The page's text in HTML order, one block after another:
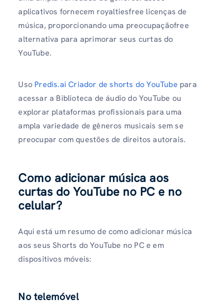
aplicativos fornecem royaltiesfree licenças de
música, proporcionando uma preocupaçãofree
alternativa para aprimorar seus curtas do
YouTube.
Uso Predis.ai Criador de shorts do YouTube para
acessar a Biblioteca de áudio do YouTube ou
explorar plataformas profissionais para uma
ampla variedade de gêneros musicais sem se
preocupar com questões de direitos autorais.
Como adicionar música aos
curtas do YouTube no PC e no
celular?
Aqui está um resumo de como adicionar música
aos seus Shorts do YouTube no PC e em
dispositivos móveis:
No telemóvel